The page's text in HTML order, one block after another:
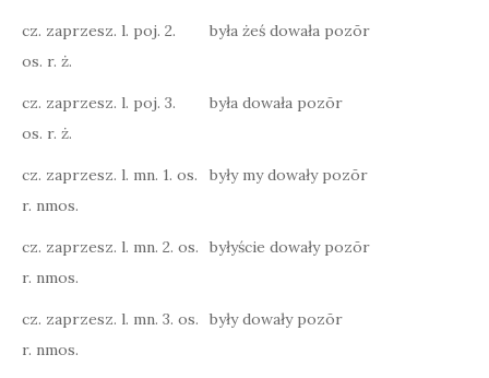
cz. zaprzesz. l. poj. 2.
os. r. ż.
była żeś dowała pozōr
cz. zaprzesz. l. poj. 3.
os. r. ż.
była dowała pozōr
cz. zaprzesz. l. mn. 1. os.
r. nmos.
były my dowały pozōr
cz. zaprzesz. l. mn. 2. os.
r. nmos.
byłyście dowały pozōr
cz. zaprzesz. l. mn. 3. os.
r. nmos.
były dowały pozōr